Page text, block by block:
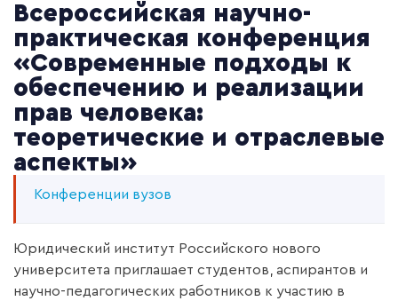
Всероссийская научно-
практическая конференция
«Современные подходы к
обеспечению и реализации
прав человека:
теоретические и отраслевые
аспекты»
Конференции вузов
Юридический институт Российского нового
университета приглашает студентов, аспирантов и
научно-педагогических работников к участию в